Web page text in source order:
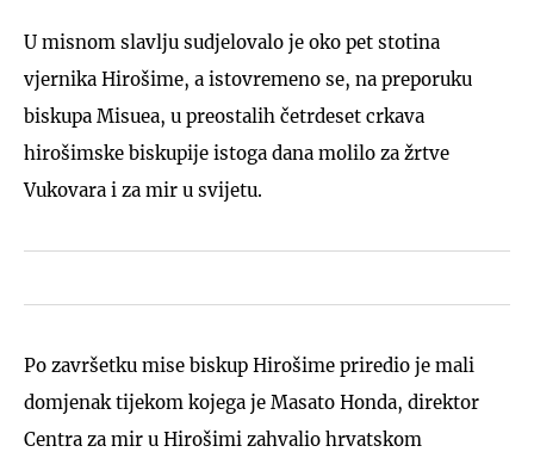
U misnom slavlju sudjelovalo je oko pet stotina
vjernika Hirošime, a istovremeno se, na preporuku
biskupa Misuea, u preostalih četrdeset crkava
hirošimske biskupije istoga dana molilo za žrtve
Vukovara i za mir u svijetu.
Po završetku mise biskup Hirošime priredio je mali
domjenak tijekom kojega je Masato Honda, direktor
Centra za mir u Hirošimi zahvalio hrvatskom